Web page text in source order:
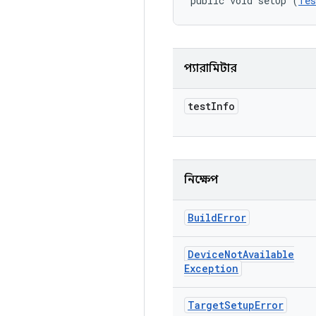
প্যারামিটার
testInfo
নিক্ষেপ
BuildError
DeviceNotAvailable
Exception
TargetSetupError